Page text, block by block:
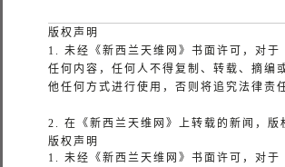
版权声明
1. 未经《新西兰天维网》书面许可，对
任何内容，任何人不得复制、转载、摘编
他任何方式进行使用，否则将追究法律责
2. 在《新西兰天维网》上转载的新闻，版
版权声明
1. 未经《新西兰天维网》书面许可，对